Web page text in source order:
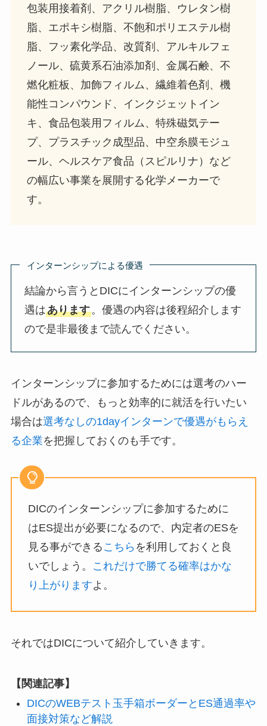
包装用接着剤、アクリル樹脂、ウレタン樹
脂、エポキシ樹脂、不飽和ポリエステル樹
脂、フッ素化学品、改質剤、アルキルフェ
ノール、硫黄系石油添加剤、金属石鹸、不
燃化粧板、加飾フィルム、繊維着色剤、機
能性コンパウンド、インクジェットイン
キ、食品包装用フィルム、特殊磁気テー
プ、プラスチック成型品、中空糸膜モジュ
ール、ヘルスケア食品（スピルリナ）など
の幅広い事業を展開する化学メーカーで
す。
インターンシップによる優遇
結論から言うとDICにインターンシップの優
遇はあります。優遇の内容は後程紹介します
ので是非最後まで読んでください。
インターンシップに参加するためには選考のハー
ドルがあるので、もっと効率的に就活を行いたい
場合は選考なしの1dayインターンで優遇がもらえ
る企業を把握しておくのも手です。
DICのインターンシップに参加するために
はES提出が必要になるので、内定者のESを
見る事ができる こちら を利用しておくと良
いでしょう。
これだけで勝てる確率はかな
り上がりますよ。
それではDICについて紹介していきます。
【関連記事】
DICのWEBテスト玉手箱ボーダーとES通過率や
面接対策など解説